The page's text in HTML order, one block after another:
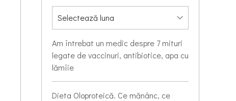
Am întrebat un medic despre 7 mituri
legate de vaccinuri, antibiotice, apa cu
lămîie
Dieta Oloproteică. Ce mănânc, ce